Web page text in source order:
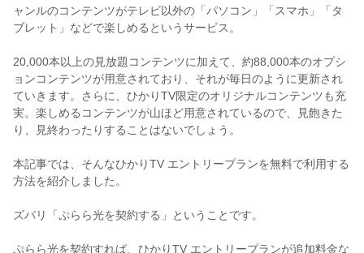
ャンルのコンテンツがテレビ以外の「パソコン」「スマホ」「タ
ブレット」などで楽しめるというサービス。
20,000本以上の見放題コンテンツに加えて、約88,000本のオプシ
ョンコンテンツが用意されており、それが毎日のように更新され
ていきます。さらに、ひかりTV限定のオリジナルコンテンツも充
実。楽しめるコンテンツが山ほど用意されているので、見飽きた
り、見終わったりすることはないでしょう。
本記事では、そんな​​ひかりTV エントリープランを無料で利用する
方法を紹介しました。
ズバリ「ぷらら光を契約する」ということです。
ぷらら光を契約すれば、ひかりTV エントリープランが追加料金な